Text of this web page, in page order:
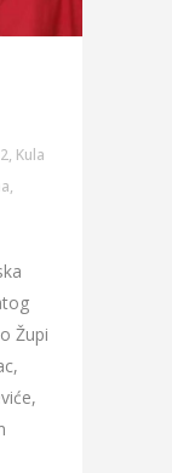
, Kula
,
Župi